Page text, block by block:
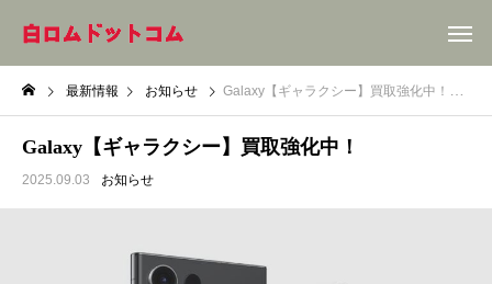
最新情報 お知らせ Galaxy【ギャラクシー】買取強化中！
Galaxy【ギャラクシー】買取強化中！
2025.09.03 お知らせ